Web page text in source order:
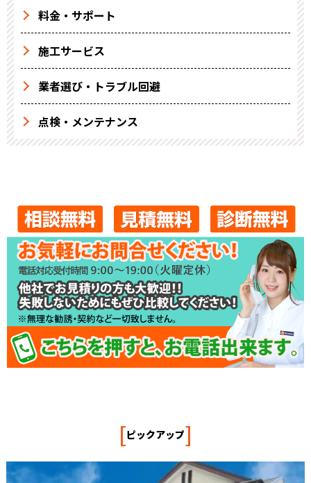
料金・サポート
施工サービス
業者選び・トラブル回避
点検・メンテナンス
[ピックアップ]